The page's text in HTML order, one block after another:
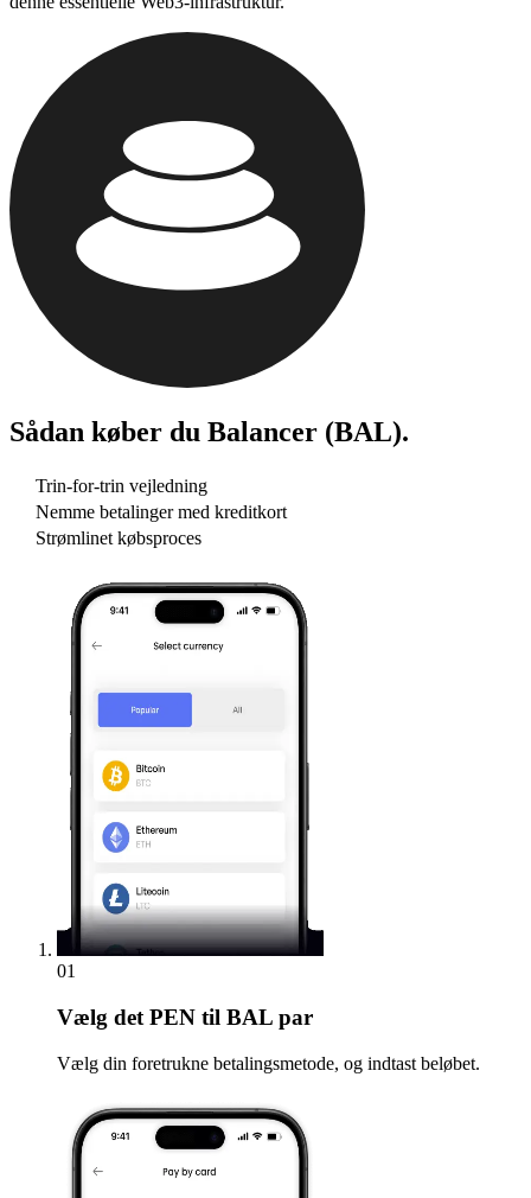
Sådan køber du Balancer (BAL).
Trin-for-trin vejledning
Nemme betalinger med kreditkort
Strømlinet købsproces
01
Vælg det PEN til BAL par
Vælg din foretrukne betalingsmetode, og indtast beløbet.